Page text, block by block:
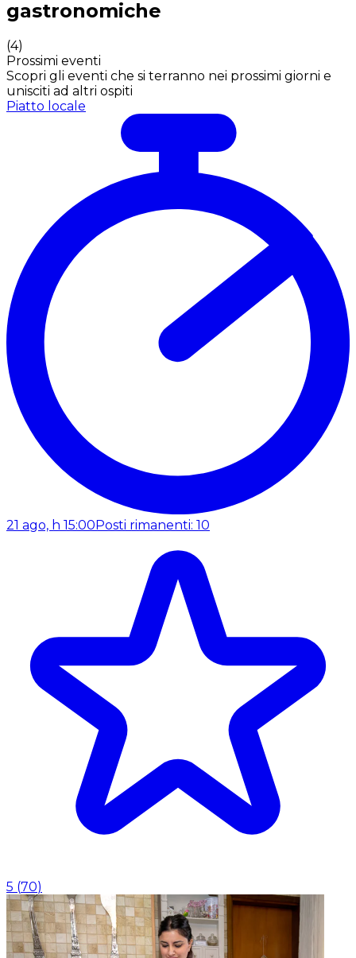
gastronomiche
(4)
Prossimi eventi
Scopri gli eventi che si terranno nei prossimi giorni e
unisciti ad altri ospiti
Piatto locale
21 ago, h 15:00 Posti rimanenti: 10
5 (70)